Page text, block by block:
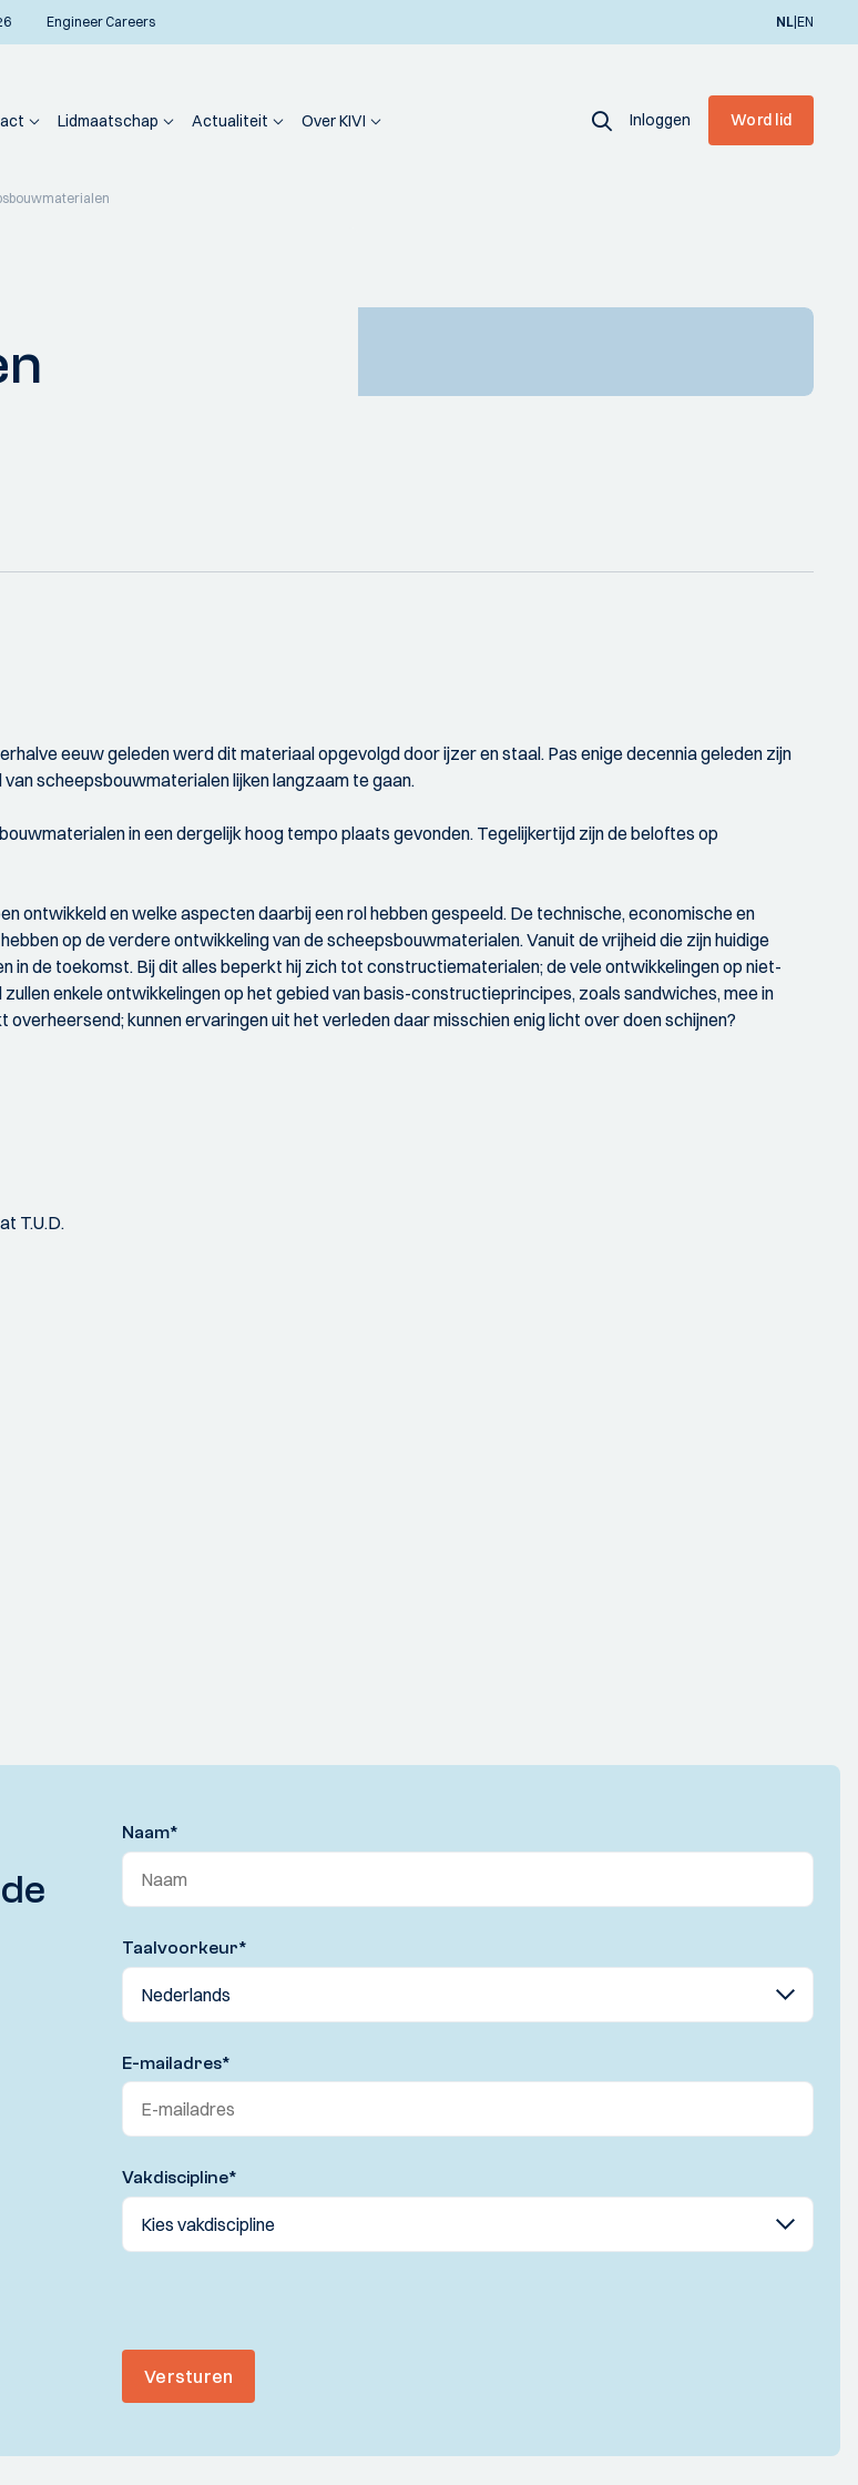
Engineer Careers NL|EN
Lidmaatschap Actualiteit Over KIVI Inloggen Word lid
eeuw geleden werd dit materiaal opgevolgd door ijzer en staal. Pas enige decennia geleden zijn
scheepsbouwmaterialen lijken langzaam te gaan.
in een dergelijk hoog tempo plaats gevonden. Tegelijkertijd zijn de beloftes op
ontwikkeld en welke aspecten daarbij een rol hebben gespeeld. De technische, economische en
op de verdere ontwikkeling van de scheepsbouwmaterialen. Vanuit de vrijheid die zijn huidige
in de toekomst. Bij dit alles beperkt hij zich tot constructiematerialen; de vele ontwikkelingen op niet-
enkele ontwikkelingen op het gebied van basis-constructieprincipes, zoals sandwiches, mee in
kunnen ervaringen uit het verleden daar misschien enig licht over doen schijnen?
T.U.D.
Naam*
Taalvoorkeur*
E-mailadres*
Vakdiscipline*
Versturen